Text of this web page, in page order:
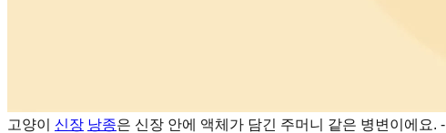
고양이 신장 낭종은 신장 안에 액체가 담긴 주머니 같은 병변이에요. -